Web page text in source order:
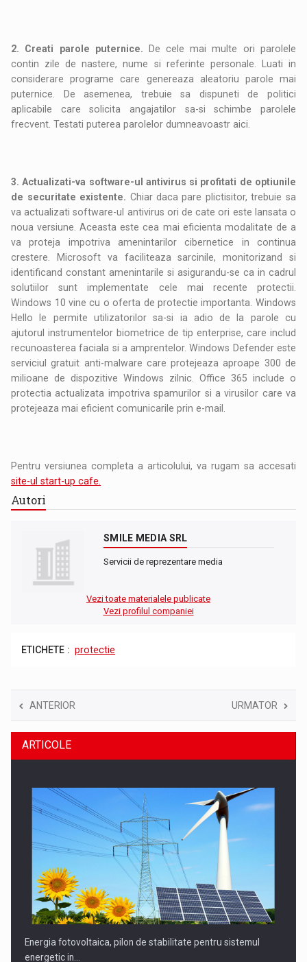
2. Creati parole puternice. De cele mai multe ori parolele
contin zile de nastere, nume si referinte personale. Luati in
considerare programe care genereaza aleatoriu parole mai
puternice. De asemenea, trebuie sa dispuneti de politici
aplicabile care solicita angajatilor sa-si schimbe parolele
frecvent. Testati puterea parolelor dumneavoastr aici.
3. Actualizati-va software-ul antivirus si profitati de optiunile
de securitate existente. Chiar daca pare plictisitor, trebuie sa
va actualizati software-ul antivirus ori de cate ori este lansata o
noua versiune. Aceasta este cea mai eficienta modalitate de a
va proteja impotriva amenintarilor cibernetice in continua
crestere. Microsoft va faciliteaza sarcinile, monitorizand si
identificand constant amenintarile si asigurandu-se ca in cadrul
solutiilor sunt implementate cele mai recente protectii.
Windows 10 vine cu o oferta de protectie importanta. Windows
Hello le permite utilizatorilor sa-si ia adio de la parole cu
ajutorul instrumentelor biometrice de tip enterprise, care includ
recunoasterea faciala si a amprentelor. Windows Defender este
serviciul gratuit anti-malware care protejeaza aproape 300 de
milioane de dispozitive Windows zilnic. Office 365 include o
protectia actualizata impotriva spamurilor si a virusilor care va
protejeaza mai eficient comunicarile prin e-mail.
Pentru versiunea completa a articolului, va rugam sa accesati
site-ul start-up cafe.
Autori
SMILE MEDIA SRL
Servicii de reprezentare media
Vezi toate materialele publicate
Vezi profilul companiei
ETICHETE : protectie
ANTERIOR URMATOR
ARTICOLE
Energia fotovoltaica, pilon de stabilitate pentru sistemul
energetic in…